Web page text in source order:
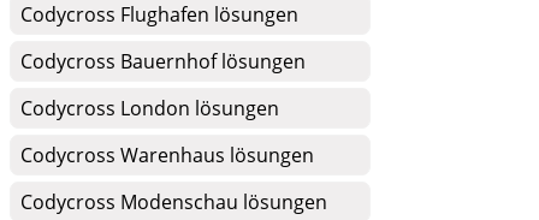
Codycross Flughafen lösungen
Codycross Bauernhof lösungen
Codycross London lösungen
Codycross Warenhaus lösungen
Codycross Modenschau lösungen